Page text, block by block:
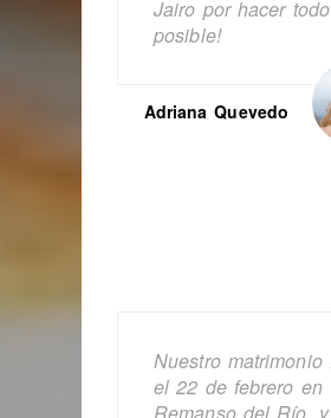
Jairo por hacer todo
posible!
Adriana Quevedo
Nuestro matrimonio
el 22 de febrero en